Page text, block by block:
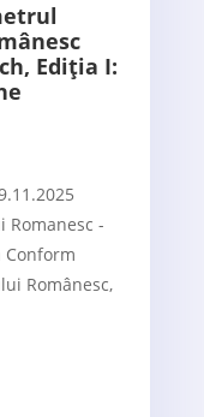
Ediția I:
-
Românesc,